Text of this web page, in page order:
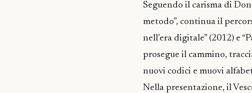
Seguendo il carisma di
metodo”, continua il
nell’era digitale” (2012) e
prosegue il cammino,
nuovi codici e muovi
Nella presentazione, il